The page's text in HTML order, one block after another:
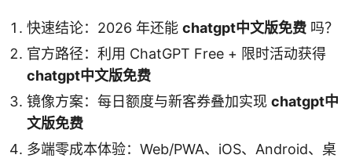
快速结论：2026 年还能 chatgpt中文版免费 吗？
官方路径：利用 ChatGPT Free + 限时活动获得
chatgpt中文版免费
镜像方案：每日额度与新客券叠加实现 chatgpt中
文版免费
多端零成本体验：Web/PWA、iOS、Android、桌